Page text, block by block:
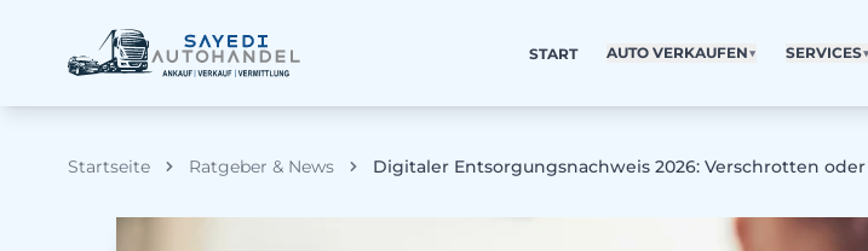
START AUTO VERKAUFEN▼ SERVICES▼
Startseite Ratgeber & News Digitaler Entsorgungsnachweis 2026: Verschrotten